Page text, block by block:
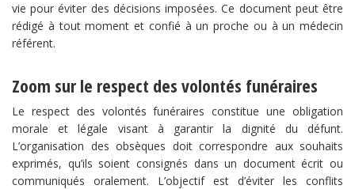
vie pour éviter des décisions imposées. Ce document peut être
rédigé à tout moment et confié à un proche ou à un médecin
référent.
Zoom sur le respect des volontés funéraires
Le respect des volontés funéraires constitue une obligation
morale et légale visant à garantir la dignité du défunt.
L’organisation des obsèques doit correspondre aux souhaits
exprimés, qu’ils soient consignés dans un document écrit ou
communiqués oralement. L’objectif est d’éviter les conflits